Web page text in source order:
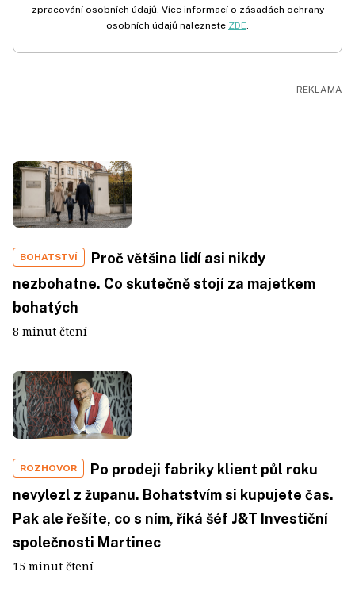
zpracování osobních údajů. Více informací o zásadách ochrany
osobních údajů naleznete ZDE
BOHATSTVÍ
Proč většina lidí asi nikdy
nezbohatne. Co skutečně stojí za majetkem
bohatých
8 minut čtení
ROZHOVOR
Po prodeji fabriky klient půl roku
nevylezl z županu. Bohatstvím si kupujete čas.
Pak ale řešíte, co s ním, říká šéf J&T Investiční
společnosti Martinec
15 minut čtení